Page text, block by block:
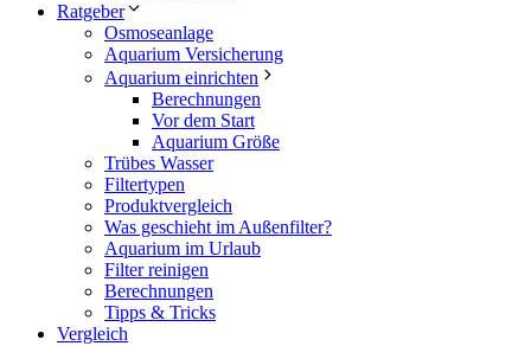
Ratgeber
Osmoseanlage
Aquarium Versicherung
Aquarium einrichten
Berechnungen
Vor dem Start
Aquarium Größe
Trübes Wasser
Filtertypen
Produktvergleich
Was geschieht im Außenfilter?
Aquarium im Urlaub
Filter reinigen
Berechnungen
Tipps & Tricks
Vergleich